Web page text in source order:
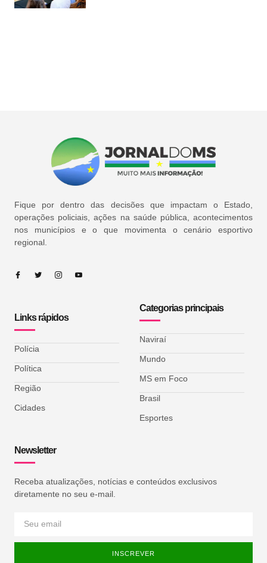
Fique por dentro das decisões que impactam o Estado,
operações policiais, ações na saúde pública, acontecimentos
nos municípios e o que movimenta o cenário esportivo
regional.
Links rápidos
Polícia
Política
Região
Cidades
Categorias principais
Naviraí
Mundo
MS em Foco
Brasil
Esportes
Newsletter
Receba atualizações, notícias e conteúdos exclusivos
diretamente no seu e-mail.
INSCREVER